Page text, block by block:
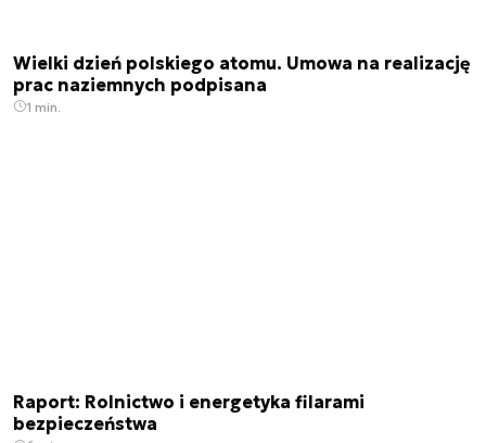
Wielki dzień polskiego atomu. Umowa na realizację
prac naziemnych podpisana
1 min.
Raport: Rolnictwo i energetyka filarami
bezpieczeństwa